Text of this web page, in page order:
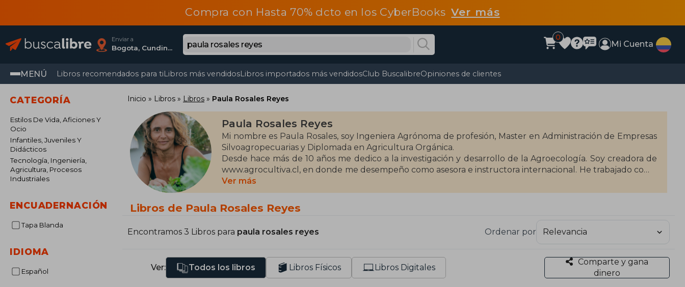
Compra con Hasta 70% dcto en los CyberBooksVer más
Enviar a
Bogota, Cundinamarca
0
Mi Cuenta
MENÚ Libros recomendados para tiLibros más vendidosLibros importados más vendidosClub BuscalibreOpiniones de clientes
CATEGORÍA
Estilos De Vida, Aficiones Y
Ocio
Infantiles, Juveniles Y
Didácticos
Tecnología, Ingeniería,
Agricultura, Procesos
Industriales
ENCUADERNACIÓN
Tapa Blanda
IDIOMA
Español
Inicio Libros Libros Paula Rosales Reyes
Paula Rosales Reyes
Mi nombre es Paula Rosales, soy Ingeniera Agrónoma de profesión, Master en Administración de Empresas
Silvoagropecuarias y Diplomada en Agricultura Orgánica.
Desde hace más de 10 años me dedico a la investigación y desarrollo de la Agroecología. Soy creadora de
www.agrocultiva.cl, en donde me desempeño como asesora e instructora internacional. He trabajado como
docente y como profesora de agricultura en diversos espacios como municipios, escuelas y centros
privados.
Trabajo como colaboradora escribiendo artículos sobre ecología en diferentes medios de comunicación, y
el 2021 he publicado la obra “Agricultura en tus manos”. El año 2022 se publicó el Manual Muya de
huertos-bosque para la educación escolar en Perú, donde participé como escritora, y en noviembre 2023
publico Cultivarnos: enseñanzas de un huerto.
la permacultura en Chile.
Dirijo la escuela on-online www.aulaecologica.cl. Una plataforma de educación virtual en temas de
ecología y calidad de vida.
Ver más
Libros de Paula Rosales Reyes
Encontramos 3 Libros para paula rosales reyes Ordenar por
Ver: Todos los libros Libros Físicos Libros Digitales
Comparte y gana
dinero